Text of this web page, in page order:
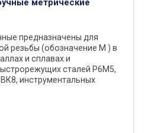
метрические
предназначены для
резьбы (обозначение М ) в
и сплавах и
сталей Р6М5,
инструментальных
ГОСТ ...